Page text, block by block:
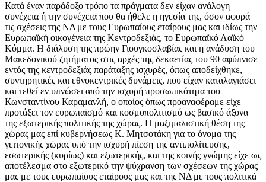
Κατά έναν παράδοξο τρόπο τα πράγματα δεν είχαν ανάλογη
συνέχεια ή την συνέχεια που θα ήθελε η ηγεσία της, όσον αφορά
τις σχέσεις της ΝΔ με τους Ευρωπαίους εταίρους μας και ιδίως την
Ευρωπαϊκή οικογένεια της Κεντροδεξιάς, το Ευρωπαϊκό Λαϊκό
Κόμμα. Η διάλυση της πρώην Γιουγκοσλαβίας και η ανάδυση του
Μακεδονικού ζητήματος στις αρχές της δεκαετίας του 90 αφύπνισε
εντός της κεντροδεξιάς παράταξης ισχυρές, όπως αποδείχθηκε,
συντηρητικές και εθνοκεντρικές δυνάμεις, που είχαν καταλαγιάσει
και τεθεί εν υπνώσει από την ισχυρή προσωπικότητα του
Κωνσταντίνου Καραμανλή, ο οποίος όπως προαναφέραμε είχε
προτάξει τον ευρωπαϊσμό και κοσμοπολιτισμό ως βασικό άξονα
της εξωτερικής πολιτικής της χώρας. Η μαξιμαλιστική θέση της
χώρας μας επί κυβερνήσεως Κ. Μητσοτάκη για το όνομα της
γειτονικής χώρας υπό την ισχυρή πίεση της αντιπολίτευσης,
εσωτερικής (κυρίως) και εξωτερικής, και της κοινής γνώμης είχε ως
αποτέλεσμα στο εξωτερικό την ψύχρανση των σχέσεων της χώρας
μας με τους ευρωπαίους εταίρους μας και της ΝΔ με τους πολιτικά